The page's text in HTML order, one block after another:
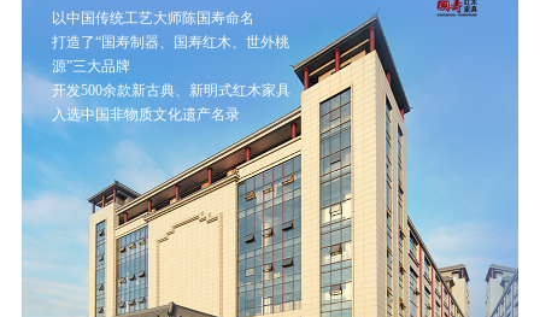
以中国传统工艺大师陈国寿命名
打造了“国寿制器、国寿红木、世外桃
源”三大品牌
开发500余款新古典、新明式红木家具
入选中国非物质文化遗产名录